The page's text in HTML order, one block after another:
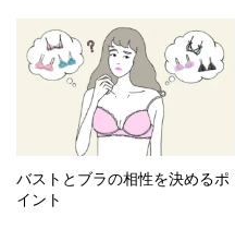
バストとブラの相性を決めるポ
イント